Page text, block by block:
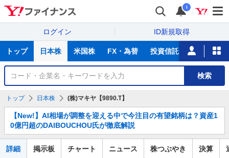
i
ログイン ID新規取得
サ
トップ 日本株 米国株 FX・為替 投資信託 ニュース
銘
検
検索
トップ 日本株 (株)マキヤ【9890.T】
知
ら
せ
【New!】AI相場が調整を迎える中で今注目の有望銘柄は？資産1
0億円超のDAIBOUCHOU氏が徹底解説
詳細 掲示板 チャート ニュース 株つぶやき 決算